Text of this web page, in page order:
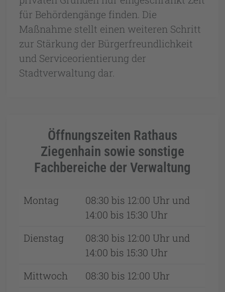
für Behördengänge finden. Die
Maßnahme stellt einen weiteren Schritt
zur Stärkung der Bürgerfreundlichkeit
und Serviceorientierung der
Stadtverwaltung dar.
Öffnungszeiten Rathaus
Ziegenhain sowie sonstige
Fachbereiche der Verwaltung
Montag
08:30 bis 12:00 Uhr und
14:00 bis 15:30 Uhr
Dienstag
08:30 bis 12:00 Uhr und
14:00 bis 15:30 Uhr
Mittwoch
08:30 bis 12:00 Uhr